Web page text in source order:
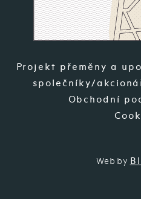
Projekt přeměny a
společníky/
Obchodní
Web by